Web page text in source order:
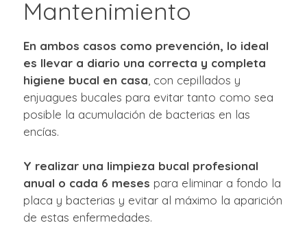
Mantenimiento
En ambos casos como prevención, lo ideal
es llevar a diario una correcta y completa
higiene bucal en casa , con cepillados y
enjuagues bucales para evitar tanto como sea
posible la acumulación de bacterias en las
encías.
Y realizar una limpieza bucal profesional
anual o cada 6 meses para eliminar a fondo la
placa y bacterias y evitar al máximo la aparición
de estas enfermedades.